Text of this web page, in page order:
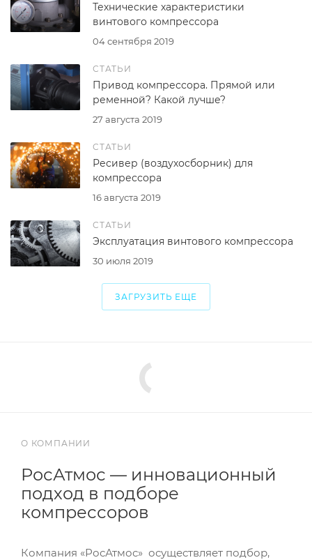
04 сентября 2019
Технические характеристики
винтового компрессора
СТАТЬИ
27 августа 2019
Привод компрессора. Прямой или
ременной? Какой лучше?
СТАТЬИ
16 августа 2019
Ресивер (воздухосборник) для
компрессора
СТАТЬИ
30 июля 2019
Эксплуатация винтового компрессора
ЗАГРУЗИТЬ ЕЩЕ
О КОМПАНИИ
РосАтмос — инновационный
подход в подборе
компрессоров
Компания «РосАтмос» осуществляет подбор,